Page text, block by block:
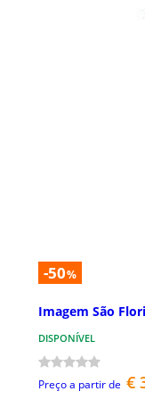
-50%
Imagem São
DISPONÍVEL
Preço a partir de €